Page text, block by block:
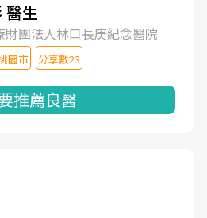
醫生
財團法人林口長庚紀念醫院
園市 分享數23
推薦良醫